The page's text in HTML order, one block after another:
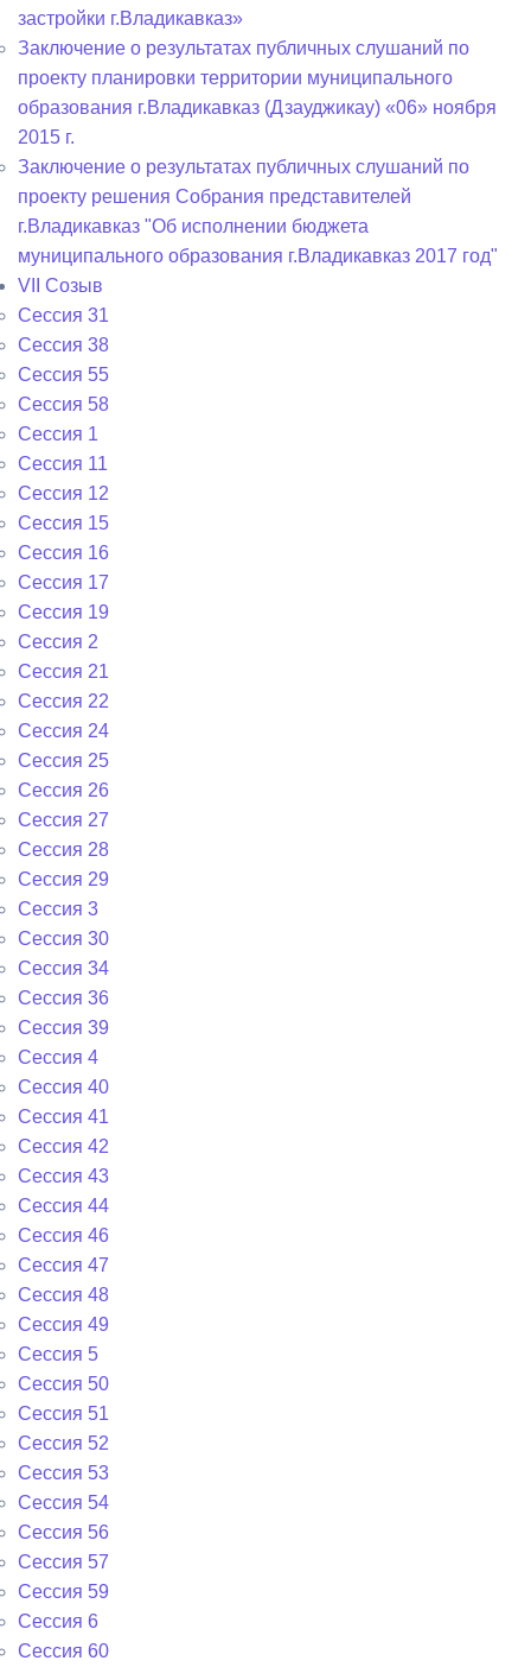
застройки г.Владикавказ»
Заключение о результатах публичных слушаний по
проекту планировки территории муниципального
образования г.Владикавказ (Дзауджикау) «06» ноября
2015 г.
Заключение о результатах публичных слушаний по
проекту решения Собрания представителей
г.Владикавказ "Об исполнении бюджета
муниципального образования г.Владикавказ 2017 год"
VII Созыв
Сессия 31
Сессия 38
Сессия 55
Сессия 58
Сессия 1
Сессия 11
Сессия 12
Сессия 15
Сессия 16
Сессия 17
Сессия 19
Сессия 2
Сессия 21
Сессия 22
Сессия 24
Сессия 25
Сессия 26
Сессия 27
Сессия 28
Сессия 29
Сессия 3
Сессия 30
Сессия 34
Сессия 36
Сессия 39
Сессия 4
Сессия 40
Сессия 41
Сессия 42
Сессия 43
Сессия 44
Сессия 46
Сессия 47
Сессия 48
Сессия 49
Сессия 5
Сессия 50
Сессия 51
Сессия 52
Сессия 53
Сессия 54
Сессия 56
Сессия 57
Сессия 59
Сессия 6
Сессия 60